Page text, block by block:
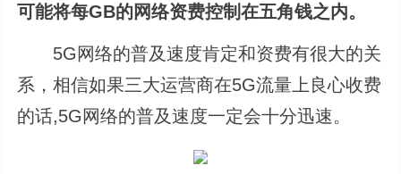
可能将每GB的网络资费控制在五角钱之内。
5G网络的普及速度肯定和资费有很大的关
系，相信如果三大运营商在5G流量上良心收费
的话,5G网络的普及速度一定会十分迅速。